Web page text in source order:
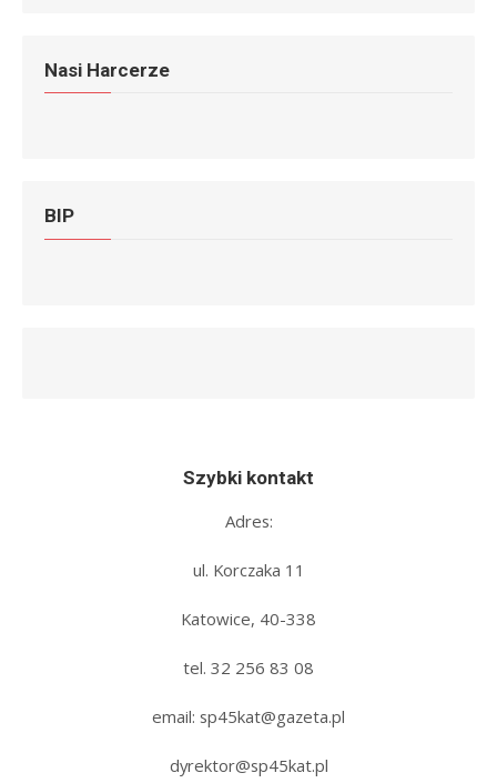
Nasi Harcerze
BIP
Szybki kontakt
Adres:
ul. Korczaka 11
Katowice, 40-338
tel. 32 256 83 08‬
email: sp45kat@gazeta.pl
dyrektor@sp45kat.pl